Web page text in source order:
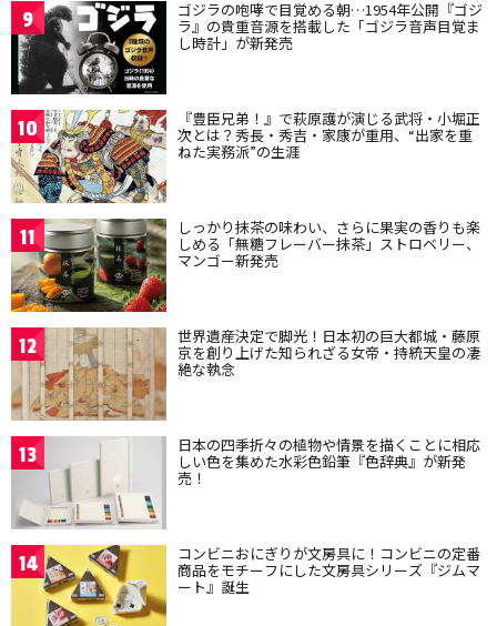
9 ゴジラの咆哮で目覚める朝…1954年公開『ゴジ
ラ』の貴重音源を搭載した「ゴジラ音声目覚ま
し時計」が新発売
10 『豊臣兄弟！』で萩原護が演じる武将・小堀正
次とは？秀長・秀吉・家康が重用、“出家を重
ねた実務派”の生涯
11 しっかり抹茶の味わい、さらに果実の香りも楽
しめる「無糖フレーバー抹茶」ストロベリー、
マンゴー新発売
12 世界遺産決定で脚光！日本初の巨大都城・藤原
京を創り上げた知られざる女帝・持統天皇の凄
絶な執念
13 日本の四季折々の植物や情景を描くことに相応
しい色を集めた水彩色鉛筆『色辞典』が新発
売！
14 コンビニおにぎりが文房具に！コンビニの定番
商品をモチーフにした文房具シリーズ『ジムマ
ート』誕生